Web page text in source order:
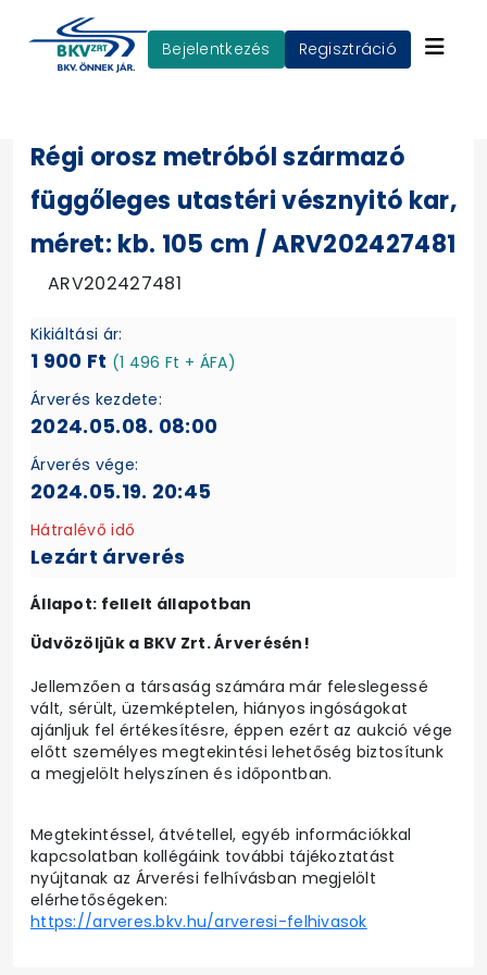
Bejelentkezés Regisztráció
Régi orosz metróból származó
függőleges utastéri vésznyitó kar,
méret: kb. 105 cm / ARV202427481
ARV202427481
Kikiáltási ár:
1 900 Ft (1 496 Ft + ÁFA)
Árverés kezdete:
2024.05.08. 08:00
Árverés vége:
2024.05.19. 20:45
Hátralévő idő
Lezárt árverés
Állapot: fellelt állapotban
Üdvözöljük a BKV Zrt. Árverésén!
Jellemzően a társaság számára már feleslegessé
vált, sérült, üzemképtelen, hiányos ingóságokat
ajánljuk fel értékesítésre, éppen ezért az aukció vége
előtt személyes megtekintési lehetőség biztosítunk
a megjelölt helyszínen és időpontban.
Megtekintéssel, átvétellel, egyéb információkkal
kapcsolatban kollégáink további tájékoztatást
nyújtanak az Árverési felhívásban megjelölt
elérhetőségeken:
https://arveres.bkv.hu/arveresi-felhivasok